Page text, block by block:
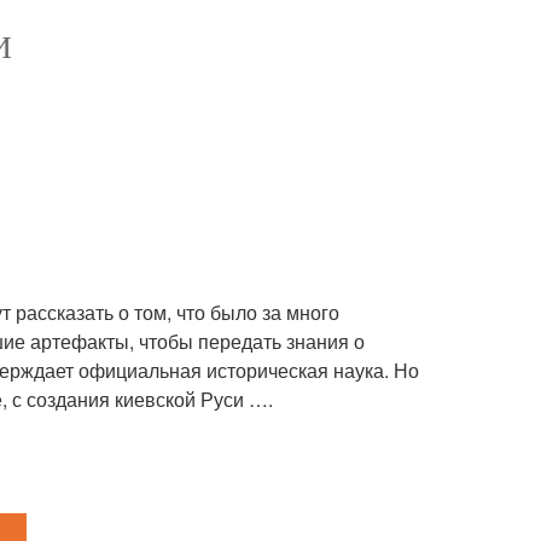
о том, что было за много
артефакты, чтобы передать знания о
официальная историческая наука. Но
с создания киевской Руси ….